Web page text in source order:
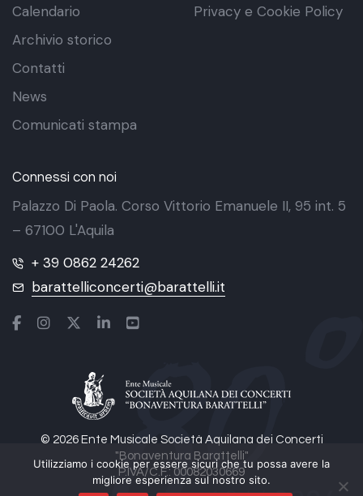
© 2026 Ente Musicale Società Aquilana dei Concerti
"Bonaventura Barattelli"
P.IVA/C.F.: 00082030669
Calendario
Archivio storico
Contatti
News
Comunicati stampa
Privacy e Cookie Policy
Connessi con noi
Palazzo Di Paola. Corso Vittorio Emanuele II, 95 int. 5
– 67100 L'Aquila
+ 39 0862 24262
barattelliconcerti@barattelli.it
Utilizziamo i cookie per essere sicuri che tu possa avere la
migliore esperienza sul nostro sito.